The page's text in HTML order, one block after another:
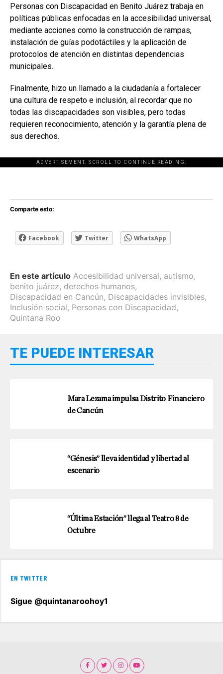
Personas con Discapacidad en Benito Juárez trabaja en
políticas públicas enfocadas en la accesibilidad universal,
mediante acciones como la construcción de rampas,
instalación de guías podotáctiles y la aplicación de
protocolos de atención en distintas dependencias
municipales.
Finalmente, hizo un llamado a la ciudadanía a fortalecer
una cultura de respeto e inclusión, al recordar que no
todas las discapacidades son visibles, pero todas
requieren reconocimiento, atención y la garantía plena de
sus derechos.
ADVERTISEMENT. SCROLL TO CONTINUE READING.
[adsforwp id="243463"]
Comparte esto:
Facebook Twitter WhatsApp
En este artículo Accesibilidad universal, autismo,
benito juárez, derechos humanos,
Discapacidad en Cancún, Discapacidades invisibles,
Inclusión social, Personas con Discapacidad,
Quintana Roo
TE PUEDE INTERESAR
Mara Lezama impulsa Distrito Financiero
de Cancún
“Génesis” lleva identidad y libertad al
escenario
“Última Estación” llega al Teatro 8 de
Octubre
EN TWITTER
Sigue @quintanaroohoy1